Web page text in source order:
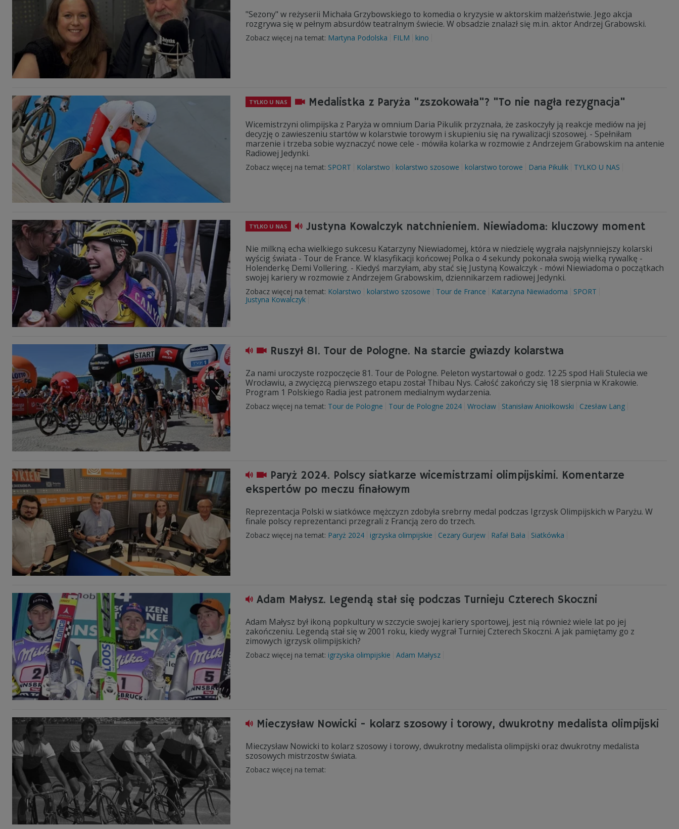
"Sezony" w reżyserii Michała Grzybowskiego to komedia o kryzysie w aktorskim małżeństwie. Jego akcja
rozgrywa się w pełnym absurdów teatralnym świecie. W obsadzie znalazł się m.in. aktor Andrzej Grabowski.
Zobacz więcej na temat: Martyna Podolska FILM kino
TYLKO U NAS Medalistka z Paryża "zszokowała"? "To nie nagła rezygnacja"
Wicemistrzyni olimpijska z Paryża w omnium Daria Pikulik przyznała, że zaskoczyły ją reakcje mediów na jej
decyzję o zawieszeniu startów w kolarstwie torowym i skupieniu się na rywalizacji szosowej. - Spełniłam
marzenie i trzeba sobie wyznaczyć nowe cele - mówiła kolarka w rozmowie z Andrzejem Grabowskim na antenie
Radiowej Jedynki.
Zobacz więcej na temat: SPORT Kolarstwo kolarstwo szosowe kolarstwo torowe Daria Pikulik TYLKO U NAS
TYLKO U NAS Justyna Kowalczyk natchnieniem. Niewiadoma: kluczowy moment
Nie milkną echa wielkiego sukcesu Katarzyny Niewiadomej, która w niedzielę wygrała najsłynniejszy kolarski
wyścig świata - Tour de France. W klasyfikacji końcowej Polka o 4 sekundy pokonała swoją wielką rywalkę -
Holenderkę Demi Vollering. - Kiedyś marzyłam, aby stać się Justyną Kowalczyk - mówi Niewiadoma o początkach
swojej kariery w rozmowie z Andrzejem Grabowskim, dziennikarzem radiowej Jedynki.
Zobacz więcej na temat: Kolarstwo kolarstwo szosowe Tour de France Katarzyna Niewiadoma
SPORT
Justyna Kowalczyk
Ruszył 81. Tour de Pologne. Na starcie gwiazdy kolarstwa
Za nami uroczyste rozpoczęcie 81. Tour de Pologne. Peleton wystartował o godz. 12.25 spod Hali Stulecia we
Wrocławiu, a zwycięzcą pierwszego etapu został Thibau Nys. Całość zakończy się 18 sierpnia w Krakowie.
Program 1 Polskiego Radia jest patronem medialnym wydarzenia.
Zobacz więcej na temat: Tour de Pologne Tour de Pologne 2024 Wrocław Stanisław Aniołkowski Czesław Lang
Paryż 2024. Polscy siatkarze wicemistrzami olimpijskimi. Komentarze
ekspertów po meczu finałowym
Reprezentacja Polski w siatkówce mężczyzn zdobyła srebrny medal podczas Igrzysk Olimpijskich w Paryżu. W
finale polscy reprezentanci przegrali z Francją zero do trzech.
Zobacz więcej na temat: Paryż 2024 igrzyska olimpijskie Cezary Gurjew Rafał Bała Siatkówka
Adam Małysz. Legendą stał się podczas Turnieju Czterech Skoczni
Adam Małysz był ikoną popkultury w szczycie swojej kariery sportowej, jest nią również wiele lat po jej
zakończeniu. Legendą stał się w 2001 roku, kiedy wygrał Turniej Czterech Skoczni. A jak pamiętamy go z
zimowych igrzysk olimpijskich?
Zobacz więcej na temat: igrzyska olimpijskie Adam Małysz
Mieczysław Nowicki - kolarz szosowy i torowy, dwukrotny medalista olimpijski
Mieczysław Nowicki to kolarz szosowy i torowy, dwukrotny medalista olimpijski oraz dwukrotny medalista
szosowych mistrzostw świata.
Zobacz więcej na temat: